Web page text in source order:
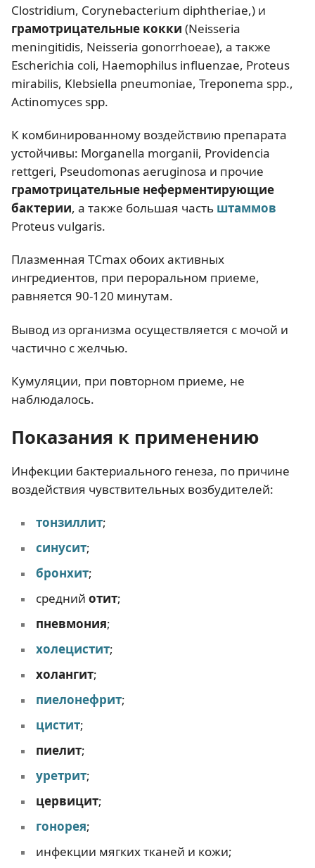
Clostridium, Corynebacterium diphtheriae,) и
грамотрицательные кокки (Neisseria
meningitidis, Neisseria gonorrhoeae), а также
Escherichia coli, Haemophilus influenzae, Proteus
mirabilis, Klebsiella pneumoniae, Treponema spp.,
Actinomyces spp.
К комбинированному воздействию препарата
устойчивы: Morganella morganii, Providencia
rettgeri, Pseudomonas aeruginosa и прочие
грамотрицательные неферментирующие
бактерии, а также большая часть штаммов
Proteus vulgaris.
Плазменная TCmax обоих активных
ингредиентов, при пероральном приеме,
равняется 90-120 минутам.
Вывод из организма осуществляется с мочой и
частично с желчью.
Кумуляции, при повторном приеме, не
наблюдалось.
Показания к применению
Инфекции бактериального генеза, по причине
воздействия чувствительных возбудителей:
тонзиллит;
синусит;
бронхит;
средний отит;
пневмония;
холецистит;
холангит;
пиелонефрит;
цистит;
пиелит;
уретрит;
цервицит;
гонорея;
инфекции мягких тканей и кожи;